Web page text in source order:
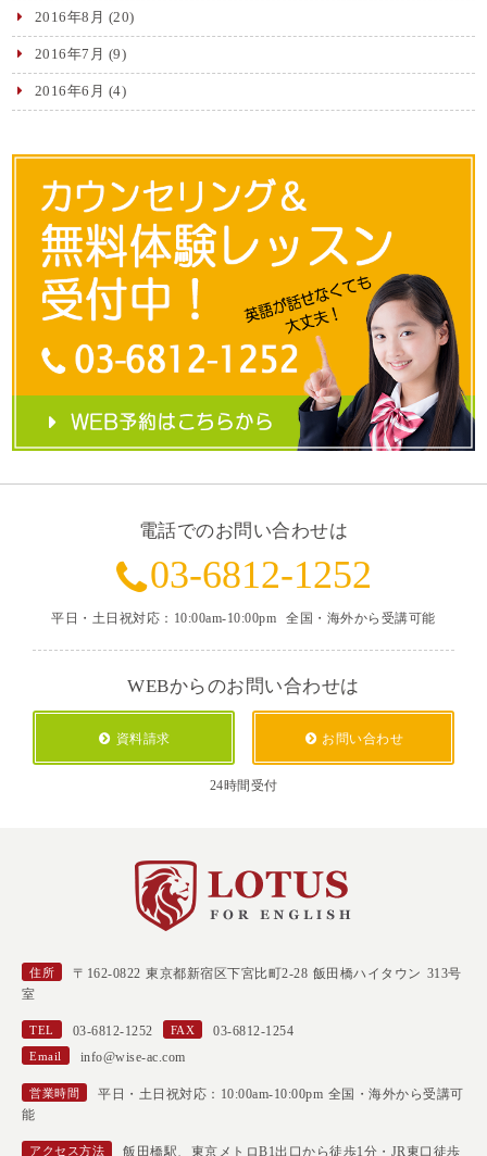
2016年8月 (20)
2016年7月 (9)
2016年6月 (4)
電話でのお問い合わせは
03-6812-1252
平日・土日祝対応：10:00am-10:00pm全国・海外から受講可能
WEBからのお問い合わせは
資料請求 お問い合わせ
24時間受付
住所
〒162-0822 東京都新宿区下宮比町2-28 飯田橋ハイタウン 313号
室
TEL 03-6812-1252 FAX 03-6812-1254
Email info@wise-ac.com
営業時間
平日・土日祝対応：10:00am-10:00pm 全国・海外から受講可
能
アクセス方法 飯田橋駅、東京メトロB1出口から徒歩1分・JR東口徒歩